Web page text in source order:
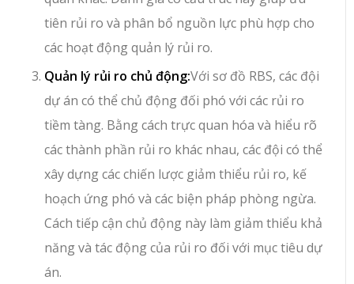
tiên rủi ro và phân bổ nguồn lực phù hợp cho
các hoạt động quản lý rủi ro.
Quản lý rủi ro chủ động:Với sơ đồ RBS, các đội
dự án có thể chủ động đối phó với các rủi ro
tiềm tàng. Bằng cách trực quan hóa và hiểu rõ
các thành phần rủi ro khác nhau, các đội có thể
xây dựng các chiến lược giảm thiểu rủi ro, kế
hoạch ứng phó và các biện pháp phòng ngừa.
Cách tiếp cận chủ động này làm giảm thiểu khả
năng và tác động của rủi ro đối với mục tiêu dự
án.